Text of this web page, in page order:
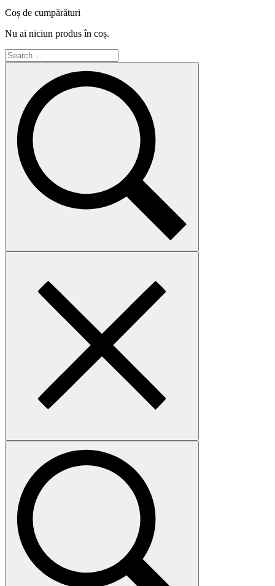
Coș de cumpărături
Nu ai niciun produs în coș.